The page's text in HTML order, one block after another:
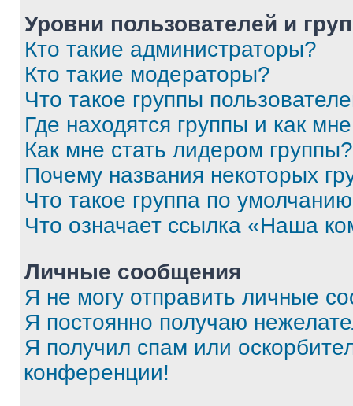
Уровни пользователей и
Кто такие администраторы?
Кто такие модераторы?
Что такое группы
Где находятся группы и как
Как мне стать лидером группы?
Почему названия некоторых
Что такое группа по
Что означает ссылка «Наша
Личные сообщения
Я не могу отправить личные
Я постоянно получаю
Я получил спам или
конференции!